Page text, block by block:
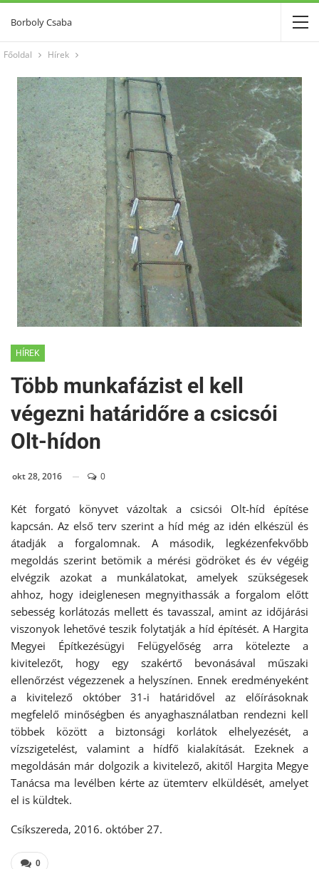
Borboly Csaba
Főoldal Hírek
HÍREK
Több munkafázist el kell
végezni határidőre a csicsói
Olt-hídon
okt 28, 2016 0
Két forgató könyvet vázoltak a csicsói Olt-híd építése
kapcsán. Az első terv szerint a híd még az idén elkészül és
átadják a forgalomnak. A második, legkézenfekvőbb
megoldás szerint betömik a mérési gödröket és év végéig
elvégzik azokat a munkálatokat, amelyek szükségesek
ahhoz, hogy ideiglenesen megnyithassák a forgalom előtt
sebesség korlátozás mellett és tavasszal, amint az időjárási
viszonyok lehetővé teszik folytatják a híd építését. A Hargita
Megyei Építkezésügyi Felügyelőség arra kötelezte a
kivitelezőt, hogy egy szakértő bevonásával műszaki
ellenőrzést végezzenek a helyszínen. Ennek eredményeként
a kivitelező október 31-i határidővel az előírásoknak
megfelelő minőségben és anyaghasználatban rendezni kell
többek között a biztonsági korlátok elhelyezését, a
vízszigetelést, valamint a hídfő kialakítását. Ezeknek a
megoldásán már dolgozik a kivitelező, akitől Hargita Megye
Tanácsa ma levélben kérte az ütemterv elküldését, amelyet
el is küldtek.
Csíkszereda, 2016. október 27.
0